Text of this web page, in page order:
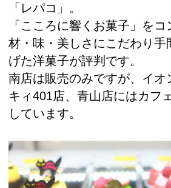
「レパコ」。
「こころに響くお菓子」を
材・味・美しさにこだわり手
げた洋菓子が評判です。
南店は販売のみですが、イオ
キィ401店、青山店にはカフ
しています。